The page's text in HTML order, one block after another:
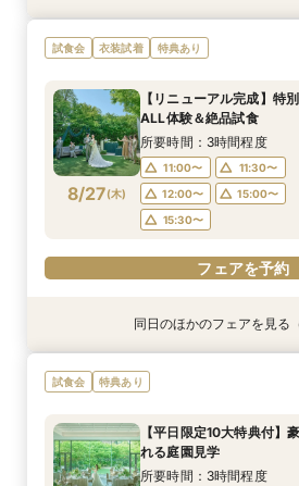
8/26(水)
【少人数プラン相談会】
贅沢無料試食
11:00〜
11:30〜
12:00〜
15:00〜
15:30〜
フェアを予約
8/26(水)
マイナビ限定★当館人気
わせ絆牛」絶品試食付◆
11:00〜
11:30〜
12:00〜
15:00〜
15:30〜
フェアを予約
試食会 衣装試着 特典あり
8/27(木)
【リニューアル完成】特
ALL体験＆絶品試食
所要時間：3時間程度
11:00〜
11:30〜
12:00〜
15:00〜
15:30〜
フェアを予約
衣装試着 特典あり
8/27(木)
【少人数プラン相談会】
贅沢無料試食
11:00〜
12:00〜
15:00〜
特典あり
8/27(木)
マイナビ限定★当館人気
わせ絆牛」絶品試食付◆
11:00〜
12:00〜
15:00〜
同日のほかのフェアを見る
試食会 特典あり
【平日限定10大特典付】
れる庭園見学
所要時間：3時間程度